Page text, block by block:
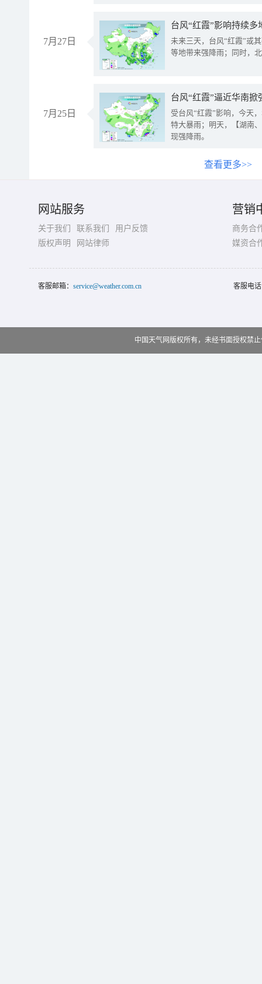
7月27日
台风“红霞”影响持续
未来三天，台风“红霞”或
等地带来强降雨；同时，
7月25日
台风“红霞”逼近华南
受台风“红霞”影响，今天
特大暴雨；明天，【湖南
现强降雨。
查看更多>>
网站服务
关于我们 联系我们
用户反馈
版权声明
网站律师
营销
商务合
媒资合
客服邮箱： service@weather.com.cn 客服电
中国天气网版权所有，未经书面授权